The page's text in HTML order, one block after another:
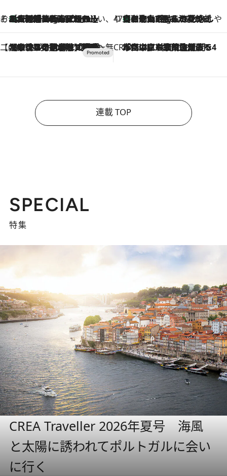
そおだよおこの関西おいしい、おやつ紀行1 Hour Ago
［大阪府箕面市］一皿一皿目の前で仕上げられる、料理を巧みに組み込んだアシェットデセールコース「ミチル アシェット デセール（Michiru assiette dessert）」 47都道府県の手みやげ ひんやりスイーツで夏を満喫
1 Hour Ago
【和歌山県】この夏絶対食べたい 冷やしておいしいおやつ3選 みかんがごろっと丸ごと入ったジュレ
【CREA×星野リゾート】唯一無二。癒しと発見が待つ場所へ
2026.8.7
【トンボの足水浴】ヒノキの香りに包まれて涼感マックス！約13℃の湧水かけ流しを避暑地「星野温泉 トンボの湯」で体験 CREA'S CHOICE
2026.8.7
「立川にも歌舞伎があるんだよ」 片岡仁左衛門・市川中車ら豪華座組みで4年目の立川立飛歌舞伎へ
連載 TOP
SPECIAL
特集
CREA Traveller 2026年夏号 海風
と太陽に誘われてポルトガルに会い
に行く